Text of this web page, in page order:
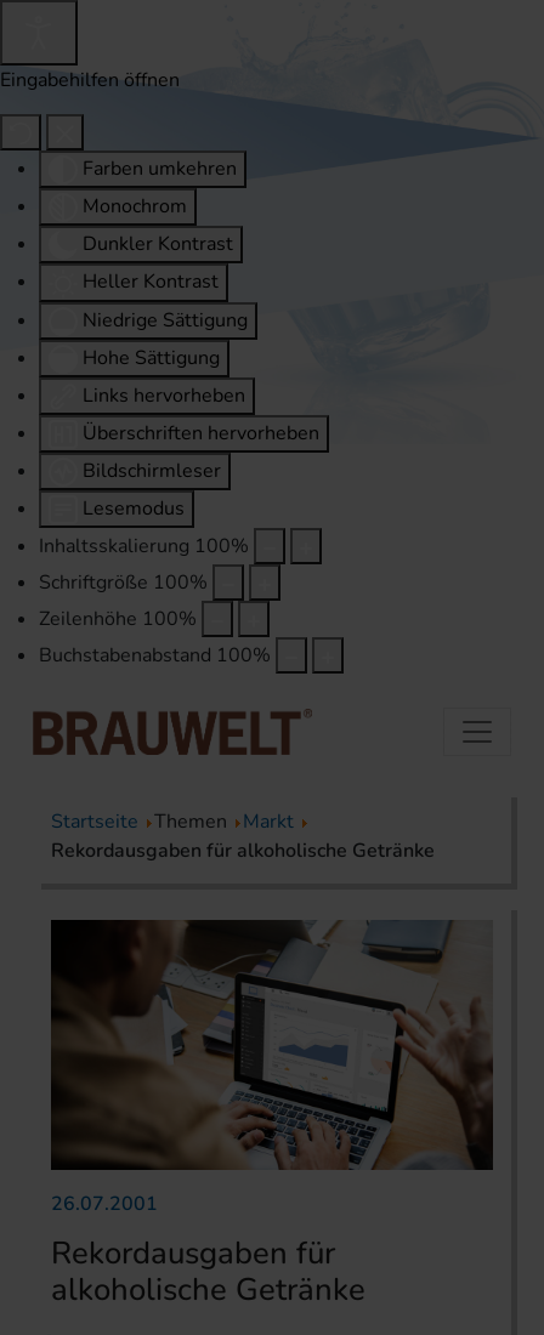
Eingabehilfen öffnen
Farben umkehren
Monochrom
Dunkler Kontrast
Heller Kontrast
Niedrige Sättigung
Hohe Sättigung
Links hervorheben
Überschriften hervorheben
Bildschirmleser
Lesemodus
Inhaltsskalierung 100%
Schriftgröße 100%
Zeilenhöhe 100%
Buchstabenabstand 100%
Startseite Themen
Markt
Rekordausgaben für alkoholische Getränke
26.07.2001
Rekordausgaben für
alkoholische Getränke